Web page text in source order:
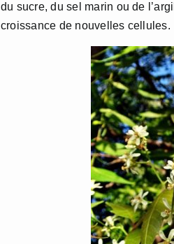
du sucre, du sel marin ou de
croissance de nouvelles cellules.